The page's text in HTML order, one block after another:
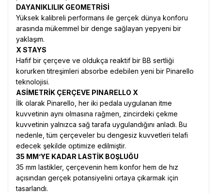
DAYANIKLILIK GEOMETRİSİ
Yüksek kalibreli performans ile gerçek dünya konforu
arasında mükemmel bir denge sağlayan yepyeni bir
yaklaşım.
X STAYS
Hafif bir çerçeve ve oldukça reaktif bir BB sertliği
korurken titreşimleri absorbe edebilen yeni bir Pinarello
teknolojisi.
ASİMETRİK ÇERÇEVE PINARELLO X
İlk olarak Pinarello, her iki pedala uygulanan itme
kuvvetinin aynı olmasına rağmen, zincirdeki çekme
kuvvetinin yalnızca sağ tarafa uygulandığını anladı. Bu
nedenle, tüm çerçeveler bu dengesiz kuvvetleri telafi
edecek şekilde optimize edilmiştir.
35 MM’YE KADAR LASTİK BOŞLUĞU
35 mm lastikler, çerçevenin hem konfor hem de hız
açısından gerçek potansiyelini ortaya çıkarmak için
tasarlandı.